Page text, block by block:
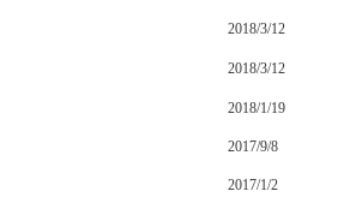
2018/3/12
2018/3/12
2018/1/19
2017/9/8
2017/1/2